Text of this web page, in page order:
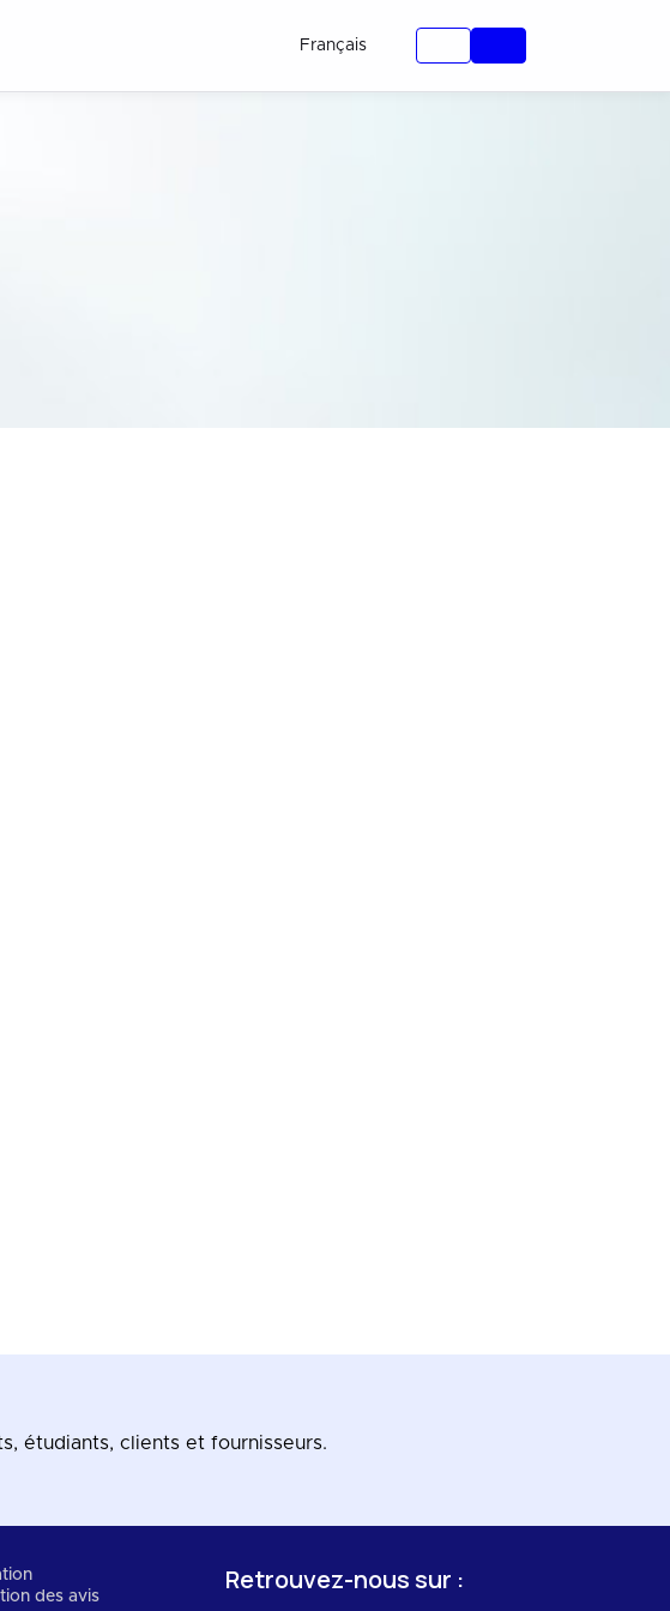
Français
étudiants, clients et fournisseurs.
des avis
Retrouvez-nous sur :